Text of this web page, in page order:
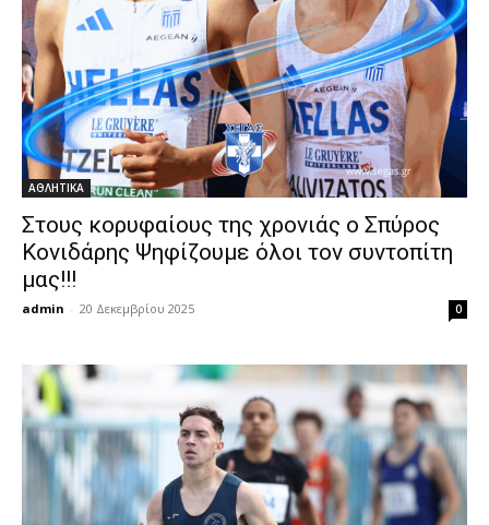
ΑΘΛΗΤΙΚΑ
Στους κορυφαίους της χρονιάς ο Σπύρος
Κονιδάρης Ψηφίζουμε όλοι τον συντοπίτη
μας!!!
admin - 20 Δεκεμβρίου 2025 0